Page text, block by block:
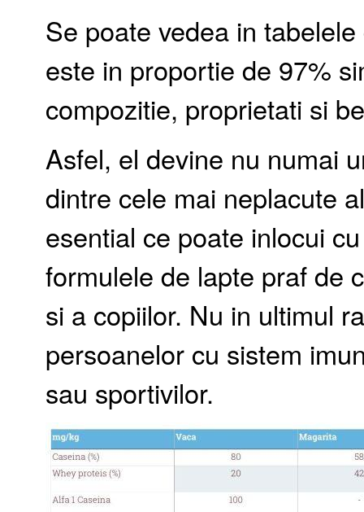
Se poate vedea in
este in proportie de 97%
compozitie, proprietati si
Asfel, el devine nu numai
dintre cele mai neplacute
esential ce poate inlocui
formulele de lapte praf de
si a copiilor. Nu in ultimul
persoanelor cu sistem
sau sportivilor.